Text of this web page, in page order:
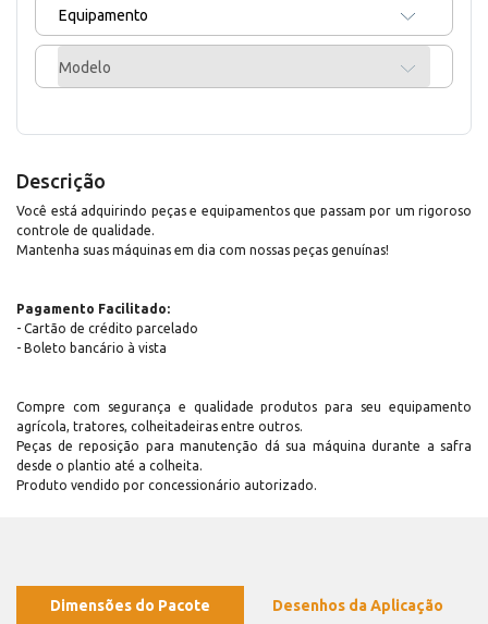
Equipamento
Modelo
Descrição
Você está adquirindo peças e equipamentos que passam por um rigoroso
controle de qualidade.
Mantenha suas máquinas em dia com nossas peças genuínas!
Pagamento Facilitado:
- Cartão de crédito parcelado
- Boleto bancário à vista
Compre com segurança e qualidade produtos para seu equipamento
agrícola, tratores, colheitadeiras entre outros.
Peças de reposição para manutenção dá sua máquina durante a safra
desde o plantio até a colheita.
Produto vendido por concessionário autorizado.
Dimensões do Pacote Desenhos da Aplicação